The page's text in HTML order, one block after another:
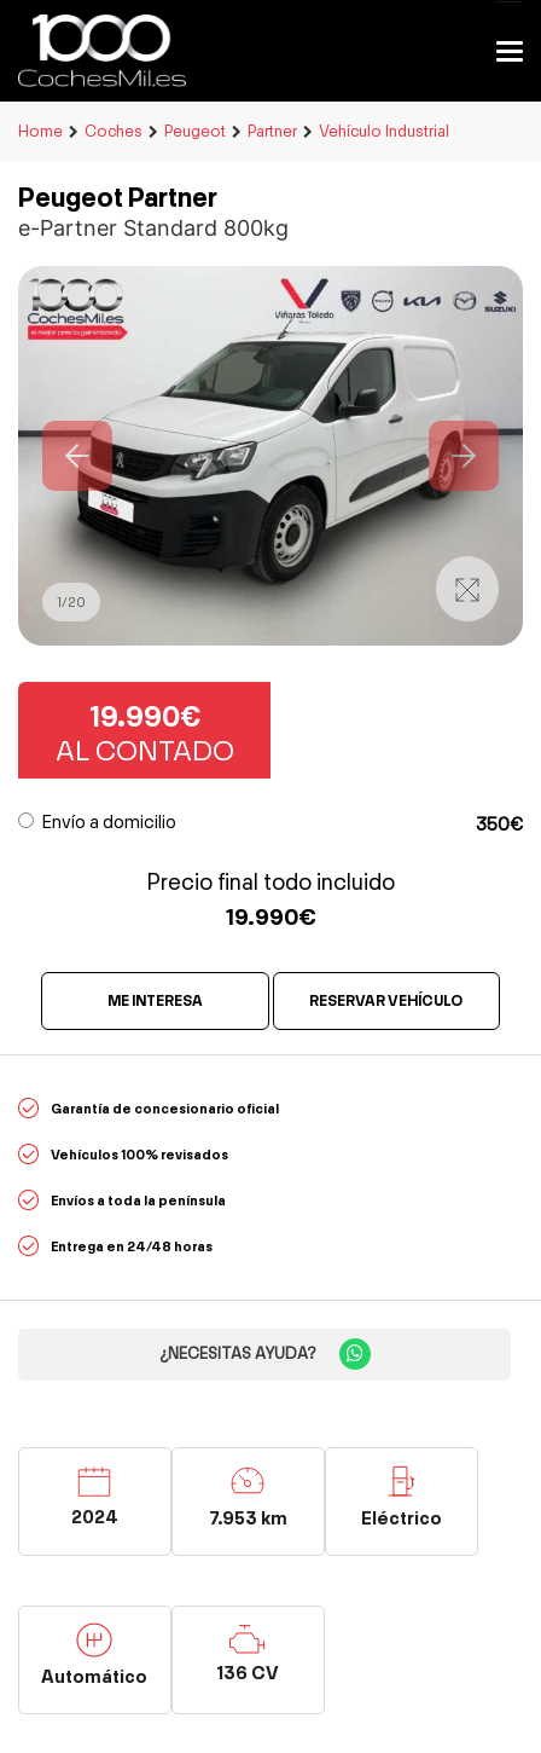
Home Coches Peugeot Partner Vehículo Industrial
Peugeot Partner
e-Partner Standard 800kg
1/20
19.990€
AL CONTADO
Envío a domicilio 350€
Precio final todo incluido
19.990€
ME INTERESA RESERVAR VEHÍCULO
Garantía de concesionario oficial
Vehículos 100% revisados
Envíos a toda la península
Entrega en 24/48 horas
¿NECESITAS AYUDA?
2024 7.953 km Eléctrico
Automático 136 CV